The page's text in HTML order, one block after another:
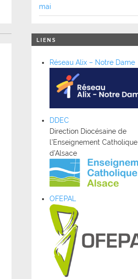
mai
LIENS
Réseau Alix – Notre Dame
DDEC
Direction Diocésaine de
l’Enseignement Catholique
d’Alsace
OFEPAL